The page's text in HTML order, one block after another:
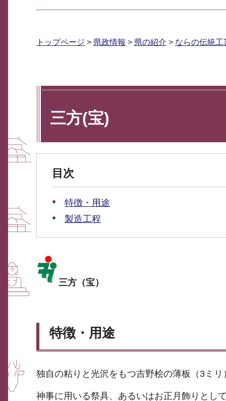
トップページ > 県政情報 > 県の紹介 > ならの伝統工
三方(宝)
目次
特徴・用途
製造工程
三方（宝）
特徴・用途
独自の粘りと光沢をもつ吉野桧の薄板（3ミ
神事に用いる祭具、あるいはお正月飾りとし